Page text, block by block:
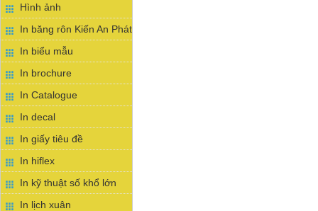
Hình ảnh
In băng rôn Kiến An Phát
In biểu mẫu
In brochure
In Catalogue
In decal
In giấy tiêu đề
In hiflex
In kỹ thuật số khổ lớn
In lịch xuân